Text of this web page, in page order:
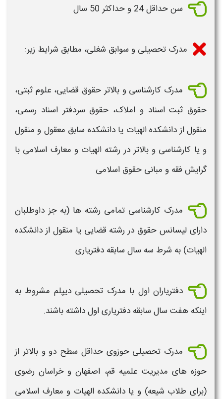
سن حداقل 24 و حداکثر 50 سال
مدرک تحصیلی و سوابق شغلی، مطابق شرایط زیر:
مدرک کارشناسی و بالاتر حقوق قضایی، علوم ثبتی،
حقوق ثبتاسنادو املاک، حقوق سردفتر اسناد رسمی،
منقول از دانشکده الهیات یا دانشکده سابق معقول و منقول
و یا کارشناسی و بالاتر در رشته الهیات و معارف اسلامی با
گرایش فقه و مبانی حقوق اسلامی
مدرک کارشناسی تمامی رشته ها (به جز داوطلبان
دارای لیسانس حقوق در رشته قضایی یا منقول از دانشکده
الهیات) به شرط سه سال سابقه دفتریاری
دفتریاران اول با مدرک تحصیلی دیپلم مشروط به
اینکه هفت سال سابقه دفتریاری اول داشته باشند.
مدرک تحصیلی حوزوی حداقل سطح دو و بالاتر از
حوزه های مدیریت علمیه قم، اصفهان و خراسان رضوی
(برای طلاب شیعه) و یا دانشکده الهیات و معارف اسلامی